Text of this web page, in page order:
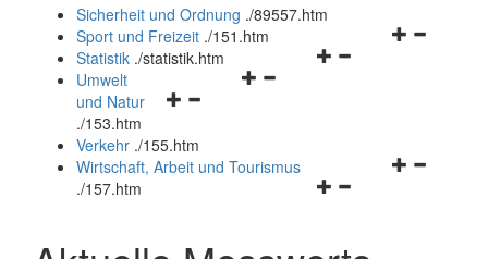
schließen
Sicherheit und Ordnung ./89557.htm
Navigationsmenü
Sport und Freizeit ./151.htm
Navigationsmenü
Statistik ./statistik.htm
Navigationsmenü
und
schließen
Umwelt
und Natur
./153.htm
Verkehr ./155.htm
Navigationsmenü
schließen
Wirtschaft, Arbeit und Tourismus
./157.htm